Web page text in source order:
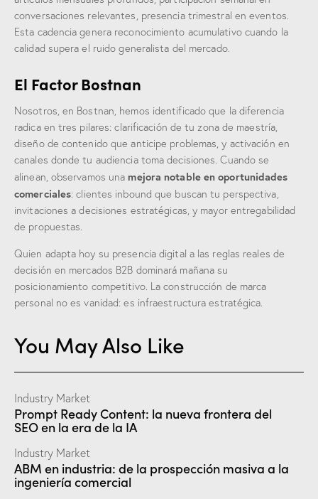
conversaciones relevantes, presencia trimestral en eventos.
Esta cadencia genera reconocimiento acumulativo cuando la
calidad supera el ruido generalista del mercado.
El Factor Bostnan
Nosotros, en Bostnan, hemos identificado que la diferencia
radica en tres pilares: clarificación de tu zona de maestría,
diseño de contenido que anticipe problemas, y activación en
canales donde tu audiencia toma decisiones. Cuando se
alinean, observamos una mejora notable en oportunidades
comerciales: clientes inbound que buscan tu perspectiva,
invitaciones a decisiones estratégicas, y mayor entregabilidad
de propuestas.
Quien adapta hoy su presencia digital a las reglas reales de
decisión en mercados B2B dominará mañana su
posicionamiento competitivo. La construcción de marca
personal no es vanidad: es infraestructura estratégica.
You May Also Like
Industry Market
Prompt Ready Content: la nueva frontera del
SEO en la era de la IA
Industry Market
ABM en industria: de la prospección masiva a la
ingeniería comercial